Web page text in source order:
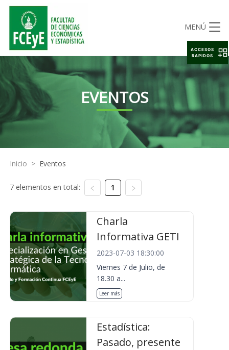
MENÚ
EVENTOS
Inicio > Eventos
7 elementos en total: 1
Charla
Informativa GETI
2023-07-03 18:30:00
Viernes 7 de Julio, de
18.30 a...
Leer más
Estadística:
Pasado, presente
ACCESOS
RAPIDOS